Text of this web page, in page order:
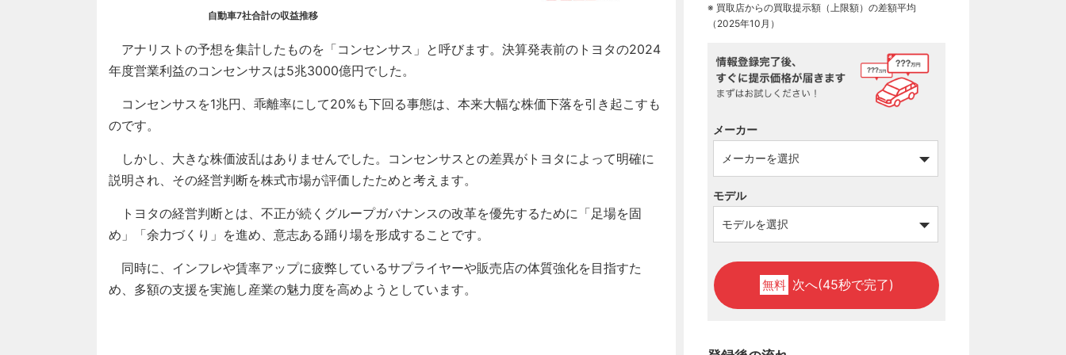
自動車7社合計の収益推移
アナリストの予想を集計したものを「コンセンサス」と呼びます。決算発表前のトヨタの2024
年度営業利益のコンセンサスは5兆3000億円でした。
コンセンサスを1兆円、乖離率にして20%も下回る事態は、本来大幅な株価下落を引き起こすも
のです。
しかし、大きな株価波乱はありませんでした。コンセンサスとの差異がトヨタによって明確に
説明され、その経営判断を株式市場が評価したためと考えます。
トヨタの経営判断とは、不正が続くグループガバナンスの改革を優先するために「足場を固
め」「余力づくり」を進め、意志ある踊り場を形成することです。
同時に、インフレや賃率アップに疲弊しているサプライヤーや販売店の体質強化を目指すた
め、多額の支援を実施し産業の魅力度を高めようとしています。
※ 買取店からの買取提示額（上限額）の差額平均
（2025年10月）
メーカー
モデル
無料 次へ(45秒で完了)